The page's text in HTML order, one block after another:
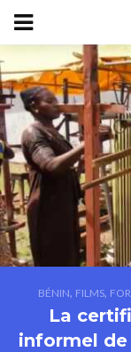
BÉNIN, FILMS,
La
informel